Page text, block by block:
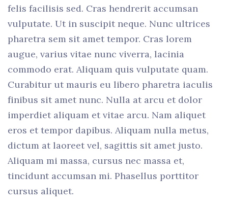
felis facilisis sed. Cras hendrerit accumsan
vulputate. Ut in suscipit neque. Nunc ultrices
pharetra sem sit amet tempor. Cras lorem
augue, varius vitae nunc viverra, lacinia
commodo erat. Aliquam quis vulputate quam.
Curabitur ut mauris eu libero pharetra iaculis
finibus sit amet nunc. Nulla at arcu et dolor
imperdiet aliquam et vitae arcu. Nam aliquet
eros et tempor dapibus. Aliquam nulla metus,
dictum at laoreet vel, sagittis sit amet justo.
Aliquam mi massa, cursus nec massa et,
tincidunt accumsan mi. Phasellus porttitor
cursus aliquet.